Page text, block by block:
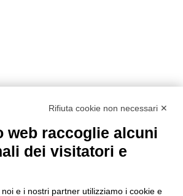
Rifiuta cookie non necessari ✕
web raccoglie alcuni
dei visitatori e
e i nostri partner utilizziamo i cookie e